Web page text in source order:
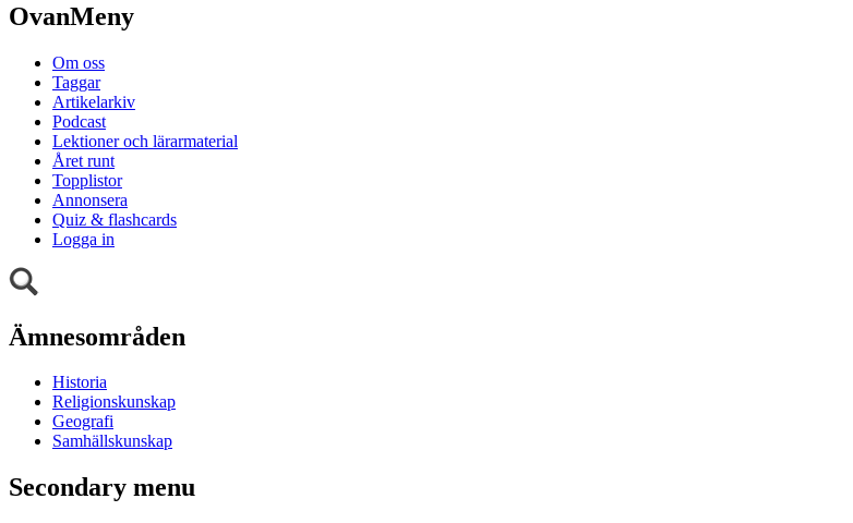
OvanMeny
Om oss
Taggar
Artikelarkiv
Podcast
Lektioner och lärarmaterial
Året runt
Topplistor
Annonsera
Quiz & flashcards
Logga in
Ämnesområden
Historia
Religionskunskap
Geografi
Samhällskunskap
Secondary menu